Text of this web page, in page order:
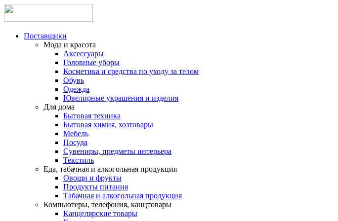
Поставщики
Мода и красота
Аксессуары
Головные уборы
Косметика и средства по уходу за телом
Обувь
Одежда
Ювелирные украшения и изделия
Для дома
Бытовая техника
Бытовая химия, хозтовары
Мебель
Посуда
Сувениры, предметы интерьера
Текстиль
Еда, табачная и алкогольная продукция
Овощи и фрукты
Продукты питания
Табачная и алкогольная продукция
Компьютеры, телефония, канцтовары
Канцелярские товары